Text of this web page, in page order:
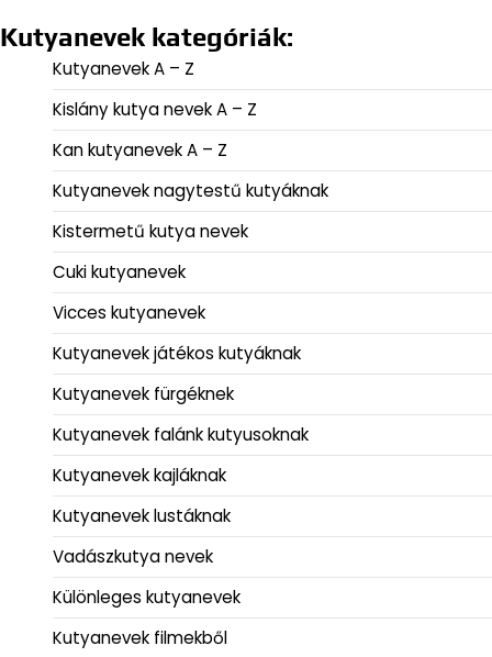
Kutyanevek kategóriák:
Kutyanevek A – Z
Kislány kutya nevek A – Z
Kan kutyanevek A – Z
Kutyanevek nagytestű kutyáknak
Kistermetű kutya nevek
Cuki kutyanevek
Vicces kutyanevek
Kutyanevek játékos kutyáknak
Kutyanevek fürgéknek
Kutyanevek falánk kutyusoknak
Kutyanevek kajláknak
Kutyanevek lustáknak
Vadászkutya nevek
Különleges kutyanevek
Kutyanevek filmekből